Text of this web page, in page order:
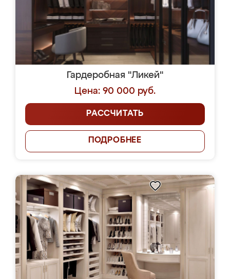
Гардеробная "Ликей"
Цена: 90 000 руб.
РАССЧИТАТЬ
ПОДРОБНЕЕ